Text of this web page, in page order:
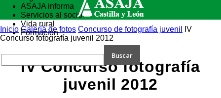
ASAJA informa
Servicios al socio
Vida rural
Formación
Inicio Galería de fotos Concurso de fotografía juvenil
IV
Concurso fotografía juvenil 2012
IV Concurso fotografía
juvenil 2012